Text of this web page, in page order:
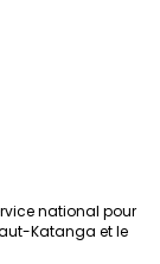
national pour
Katanga et le